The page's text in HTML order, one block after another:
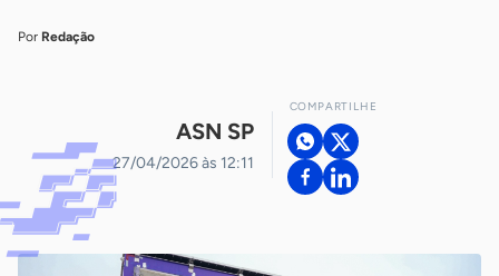
Por Redação
ASN SP
27/04/2026 às 12:11
COMPARTILHE